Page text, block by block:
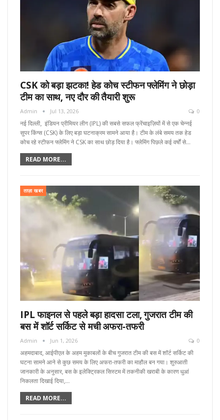
CSK को बड़ा झटका! हेड कोच स्टीफन फ्लेमिंग ने छोड़ा
टीम का साथ, नए दौर की तैयारी शुरू
Admin Jul 13, 2026 0
नई दिल्ली, इंडियन प्रीमियर लीग (IPL) की सबसे सफल फ्रेंचाइज़ियों में से एक चेन्नई
सुपर किंग्स (CSK) के लिए बड़ा घटनाक्रम सामने आया है। टीम के लंबे समय तक हेड
कोच रहे स्टीफन फ्लेमिंग ने CSK का साथ छोड़ दिया है। फ्लेमिंग पिछले कई वर्षों से…
READ MORE...
ताज़ा खबर
IPL फाइनल से पहले बड़ा हादसा टला, गुजरात टीम की
बस में शॉर्ट सर्किट से मची अफरा-तफरी
Admin Jun 1, 2026 0
अहमदाबाद, आईपीएल के अहम मुकाबलों के बीच गुजरात टीम की बस में शॉर्ट सर्किट की
घटना सामने आने से कुछ समय के लिए अफरा-तफरी का माहौल बन गया। शुरुआती
जानकारी के अनुसार, बस के इलेक्ट्रिकल सिस्टम में तकनीकी खराबी के कारण धुआं
निकलता दिखाई दिया,…
READ MORE...